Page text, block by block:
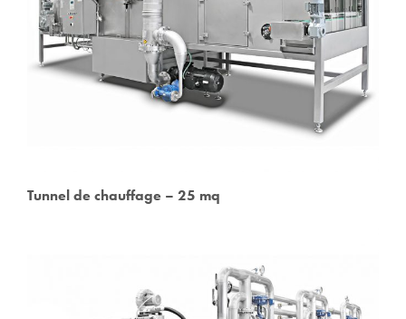
Tunnel de chauffage – 25 mq